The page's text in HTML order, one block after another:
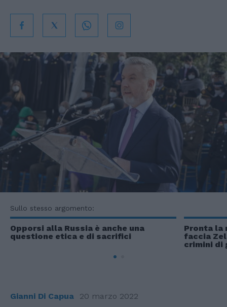
Sullo stesso argomento:
Opporsi alla Russia è anche una
questione etica e di sacrifici
Pronta la
faccia
crimini di
Gianni Di Capua 20 marzo 2022